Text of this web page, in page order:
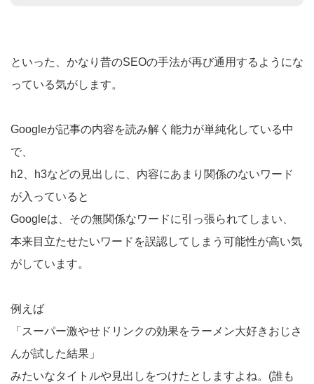
といった、かなり昔のSEOの手法が再び通用するようにな
っている気がします。
Googleが記事の内容を読み解く能力が単純化している中
で、
h2、h3などの見出しに、内容にあまり関係のないワード
が入っていると
Googleは、その無関係なワードに引っ張られてしまい、
本来目立たせたいワードを誤認してしまう可能性が高い気
がしています。
例えば
「スーパー激やせドリンクの効果をラーメン大好きおじさ
んが試した結果」
みたいなタイトルや見出しをつけたとしますよね。(誰も